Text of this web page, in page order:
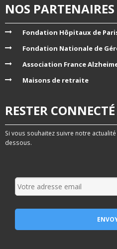
NOS PARTENAIRES
Fondation Hôpitaux de
Fondation Nationale de
Association France
Maisons de retraite
RESTER CONNECTÉ
Si vous souhaitez suivre notre
dessous.